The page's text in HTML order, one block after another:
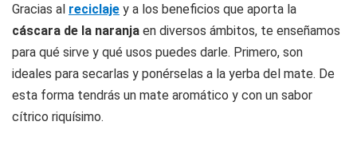
Gracias al reciclaje y a los beneficios que aporta la
cáscara de la naranja en diversos ámbitos, te enseñamos
para qué sirve y qué usos puedes darle. Primero, son
ideales para secarlas y ponérselas a la yerba del mate. De
esta forma tendrás un mate aromático y con un sabor
cítrico riquísimo.